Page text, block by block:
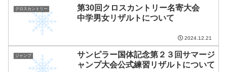
クロスカントリー
第30回クロスカントリー名寄大会
中学男女リザルトについて
2024.12.21
ジャンプ
サンピラー国体記念第２３回サマージ
ャンプ大会公式練習リザルトについて